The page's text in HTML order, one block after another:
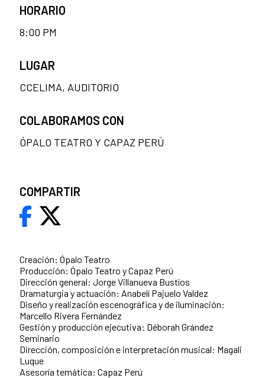
Creación: Ópalo Teatro
Producción: Ópalo Teatro y Capaz Perú
Dirección general: Jorge Villanueva Bustíos
Dramaturgia y actuación: Anabelí Pajuelo Valdez
Diseño y realización escenográfica y de iluminación:
Marcello Rivera Fernández
Gestión y producción ejecutiva: Déborah Grández
Seminario
Dirección, composición e interpretación musical: Magali
Luque
Asesoría temática: Capaz Perú
HORARIO
8:00 PM
LUGAR
CCELIMA, AUDITORIO
COLABORAMOS CON
ÓPALO TEATRO Y CAPAZ PERÚ
COMPARTIR